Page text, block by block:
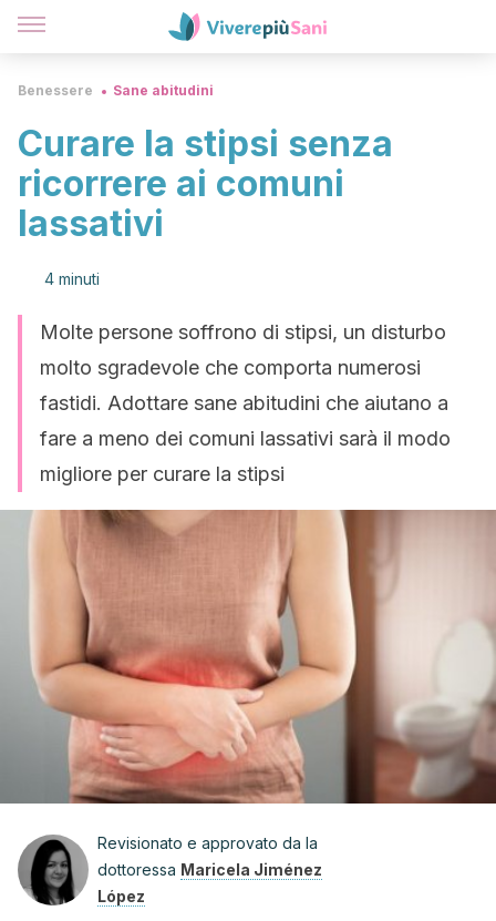
Benessere Sane abitudini
Curare la stipsi senza
ricorrere ai comuni
lassativi
4 minuti
Molte persone soffrono di stipsi, un disturbo
molto sgradevole che comporta numerosi
fastidi. Adottare sane abitudini che aiutano a
fare a meno dei comuni lassativi sarà il modo
migliore per curare la stipsi
Revisionato e approvato da la
dottoressa Maricela Jiménez
López